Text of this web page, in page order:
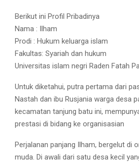
Berikut ini Profil Pribadinya
Nama : Ilham
Prodi : Hukum keluarga islam
Fakultas: Syariah dan hukum
Universitas islam negri Raden Fatah
Untuk diketahui, putra pertama dari
Nastah dan ibu Rusjania warga desa
kecamatan tanjung batu ini,
prestasi di bidang ke organisasian
Perjalanan panjang Ilham, bergelut di
muda. Di awali dari satu desa kecil